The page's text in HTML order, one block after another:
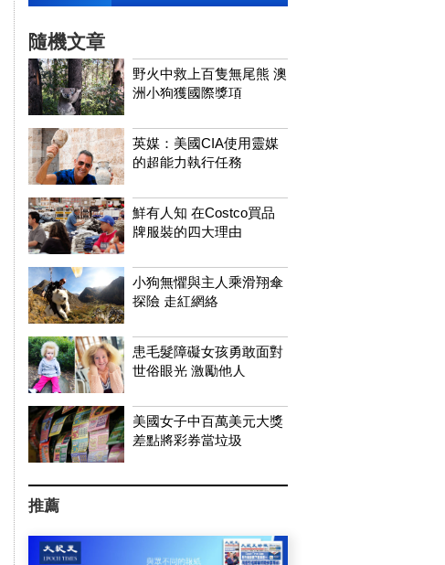
隨機文章
野火中救上百隻無尾熊 澳
洲小狗獲國際獎項
英媒：美國CIA使用靈媒
的超能力執行任務
鮮有人知 在Costco買品
牌服裝的四大理由
小狗無懼與主人乘滑翔傘
探險 走紅網絡
患毛髮障礙女孩勇敢面對
世俗眼光 激勵他人
美國女子中百萬美元大獎
差點將彩券當垃圾
推薦